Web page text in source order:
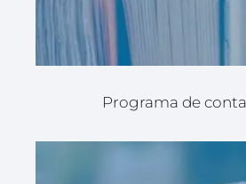
Programa de